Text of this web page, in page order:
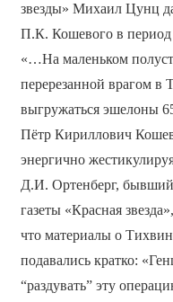
звезды» Михаил Цунц
П.К. Кошевого в период
«…На маленьком
перерезанной врагом в
выгружаться эшелоны
Пётр Кириллович
энергично
Д.И. Ортенберг, бывший
газеты «Красная
что материалы о
подавались кратко:
“раздувать” эту